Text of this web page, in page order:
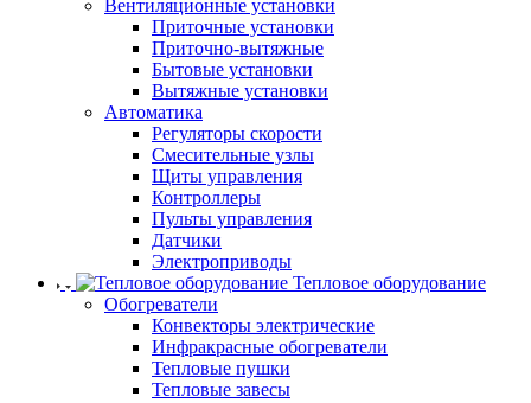
Вентиляционные установки
Приточные установки
Приточно-вытяжные
Бытовые установки
Вытяжные установки
Автоматика
Регуляторы скорости
Смесительные узлы
Щиты управления
Контроллеры
Пульты управления
Датчики
Электроприводы
Тепловое оборудование
Обогреватели
Конвекторы электрические
Инфракрасные обогреватели
Тепловые пушки
Тепловые завесы